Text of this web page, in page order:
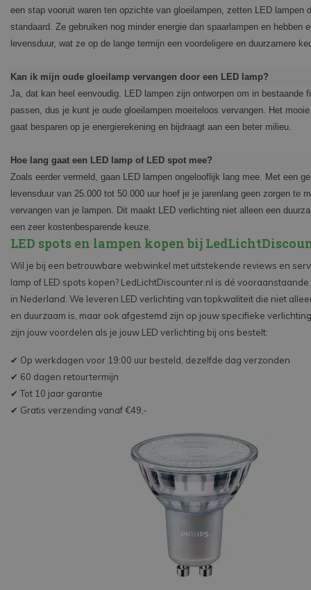
een stap vooruit waren ten opzichte van gloeilampen, zetten LED lampen
standaard. Ze gebruiken nog minder energie dan spaarlampen en hebben
levensduur, wat ze op de lange termijn een voordeligere en duurzamere
Kan ik mijn oude gloeilamp vervangen door een LED lamp?
Ja, dat kan heel eenvoudig. LED lampen zijn ontworpen om in bestaande
passen, dus je kunt je oude gloeilampen moeiteloos vervangen. Het
gaat besparen op je energierekening en bijdraagt aan een beter milieu.
Hoe lang gaat een LED lamp of LED spot mee?
Zoals eerder vermeld, gaan LED lampen ongelooflijk lang mee. Met een
levensduur van 25.000 tot 50.000 uur hoef je je jarenlang geen zorgen te
vervangen van je lampen. Dit maakt LED verlichting niet alleen een
een zeer kostenbesparende keuze.
LED spots en lampen kopen bij
Wil je bij een betrouwbare webwinkel met uitstekende reviews en
lamp of LED spots kopen? LedLichtDiscounter.nl is dé
in Nederland. We leveren LED verlichting van topkwaliteit die niet
en duurzaam is, maar ook afgestemd zijn op jouw specifieke
zijn jouw voordelen als je jouw LED verlichting bij ons bestelt:
✔ Op werkdagen voor 19:00 uur besteld, dezelfde dag verzonden
✔ 60 dagen retourtermijn
✔ Tot 10 jaar garantie
✔ Gratis verzending vanaf €49,-